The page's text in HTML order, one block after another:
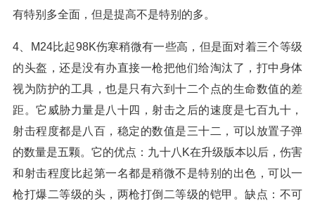
有特别多全面，但是提高不是特别的多。
4、M24比起98K伤寒稍微有一些高，但是面对着三个等级
的头盔，还是没有办直接一枪把他们给淘汰了，打中身体
视为防护的工具，也是只有六到十二个点的生命数值的差
距。它威胁力量是八十四，射击之后的速度是七百九十，
射击程度都是八百，稳定的数值是三十二，可以放置子弹
的数量是五颗。它的优点：九十八K在升级版本以后，伤害
和射击程度比起第一名都是稍微不是特别的出色，可以一
枪打爆二等级的头，两枪打倒二等级的铠甲。缺点：不可